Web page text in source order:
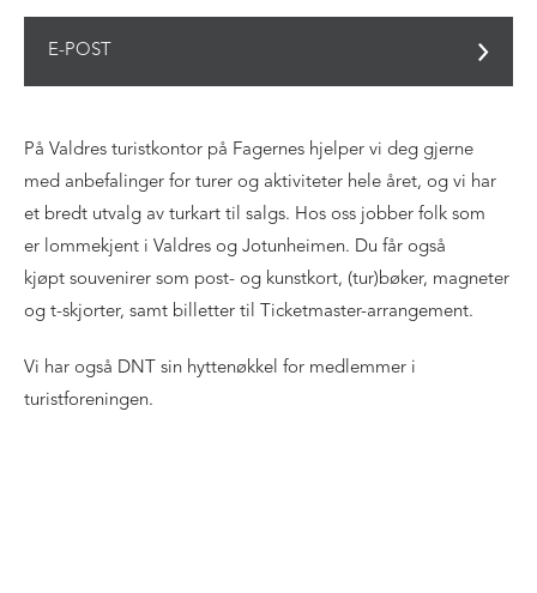
E-POST
På Valdres turistkontor på Fagernes hjelper vi deg gjerne
med anbefalinger for turer og aktiviteter hele året, og vi har
et bredt utvalg av turkart til salgs. Hos oss jobber folk som
er lommekjent i Valdres og Jotunheimen. Du får også
kjøpt souvenirer som post- og kunstkort, (tur)bøker, magneter
og t-skjorter, samt billetter til Ticketmaster-arrangement.
Vi har også DNT sin hyttenøkkel for medlemmer i
turistforeningen.